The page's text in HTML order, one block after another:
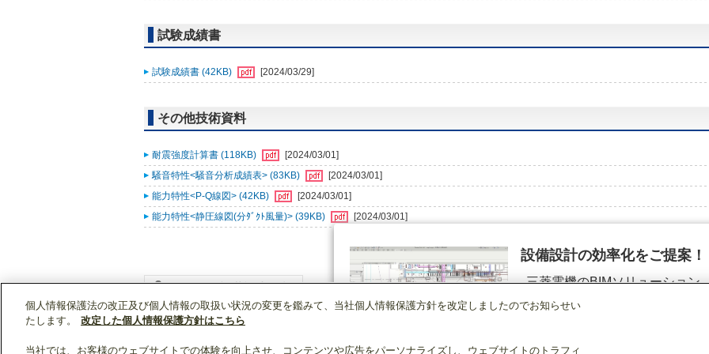
試験成績書
試験成績書 (42KB) [2024/03/29]
その他技術資料
耐震強度計算書 (118KB)
[2024/03/01]
騒音特性<騒音分析成績表> (83KB)
[2024/03/01]
能力特性<P-Q線図> (42KB)
[2024/03/01]
能力特性<静圧線図(分ﾀﾞｸﾄ風量)> (39KB)
[2024/03/01]
WIN2Kトップ 製品情報
設備設計の効率化をご提案！
三菱電機のBIMソリューション
（空調.換気.照明）
個人情報保護法の改正及び個人情報の取扱い状況の変更を鑑みて、当社個人情報保護方針を改定しましたのでお知らせい
たします。
改定した個人情報保護方針はこちら
当社では、お客様のウェブサイトでの体験を向上させ、コンテンツや広告をパーソナライズし、ウェブサイトのトラフィ